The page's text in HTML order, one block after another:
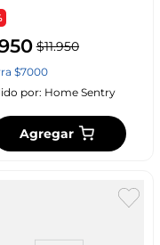
$11.950
$7000
por: Home Sentry
Agregar